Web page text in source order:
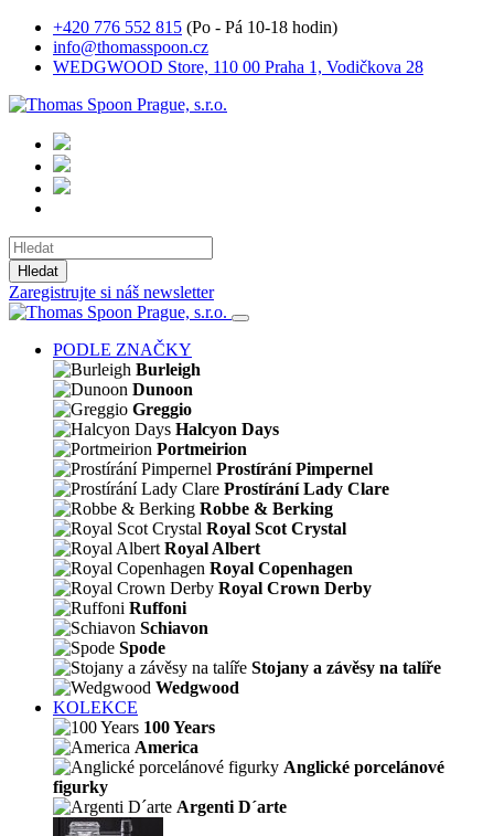
+420 776 552 815 (Po - Pá 10-18 hodin)
info@thomasspoon.cz
WEDGWOOD Store, 110 00 Praha 1, Vodičkova 28
Hledat
Zaregistrujte si náš newsletter
PODLE ZNAČKY
Burleigh
Dunoon
Greggio
Halcyon Days
Portmeirion
Prostírání Pimpernel
Prostírání Lady Clare
Robbe & Berking
Royal Scot Crystal
Royal Albert
Royal Copenhagen
Royal Crown Derby
Ruffoni
Schiavon
Spode
Stojany a závěsy na talíře
Wedgwood
KOLEKCE
100 Years
America
Anglické porcelánové
figurky
Argenti D´arte